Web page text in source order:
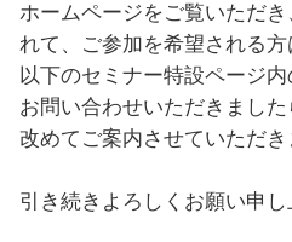
ホームページをご覧いただ
れて、ご参加を希望される方
以下のセミナー特設ページ
お問い合わせいただきました
改めてご案内させていただき
引き続きよろしくお願い申し